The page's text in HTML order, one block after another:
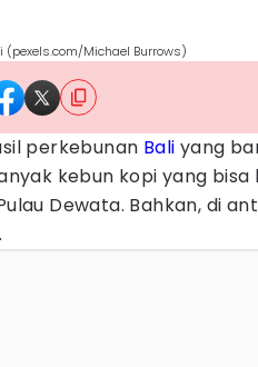
Michael Burrows)
perkebunan Bali yang
kebun kopi yang
Dewata. Bahkan, di